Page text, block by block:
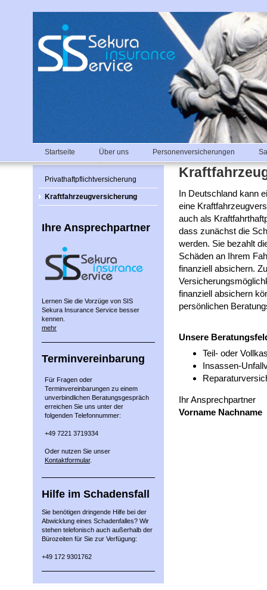
Startseite Über uns Personenversicherungen
Privathaftpflichtversicherung
Kraftfahrzeugversicherung
Ihre Ansprechpartner
Lernen Sie die Vorzüge von SIS
Sekura Insurance Service besser
kennen.
mehr
Terminvereinbarung
Für Fragen oder
Terminvereinbarungen zu einem
unverbindlichen Beratungsgespräch
erreichen Sie uns unter der
folgenden Telefonnummer:
+49 7221 3719334
Oder nutzen Sie unser
Kontaktformular.
Hilfe im Schadensfall
Sie benötigen dringende Hilfe bei der
Abwicklung eines Schadenfalles? Wir
stehen telefonisch auch außerhalb der
Bürozeiten für Sie zur Verfügung:
+49 172 9301762
In Deutschland kann
eine
auch als
dass zunächst die
werden. Sie bezahlt
Schäden an Ihrem
finanziell absichern.
finanziell absichern
persönlichen
Unsere
Teil- oder
Insassen-
Ihr Ansprechpartner
Vorname Nachname